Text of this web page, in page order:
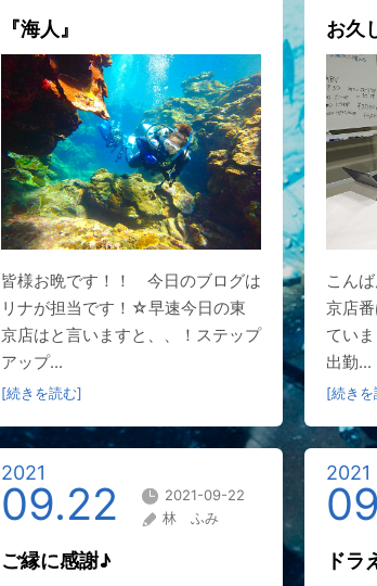
『海人』
皆様お晩です！！ 今日のブログは
リナが担当です！☆早速今日の東
京店はと言いますと、、！ステップ
アップ...
[続きを読む]
お久
こん
京店
てい
出勤...
[続き
2021
09.22
2021-09-22
林 ふみ
ご縁に感謝♪
2021
ドラ